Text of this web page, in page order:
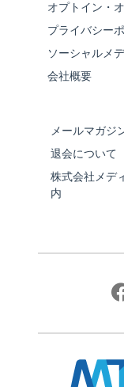
オプトイン・
プライバシー
ソーシャルメ
会社概要
メールマガジ
退会について
株式会社メデ
内